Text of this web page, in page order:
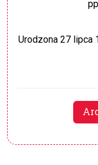
Urodzona 27 lipca